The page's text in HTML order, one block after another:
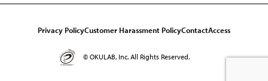
Privacy PolicyCustomer Harassment PolicyContactAccess
© OKULAB, Inc. All Rights Reserved.